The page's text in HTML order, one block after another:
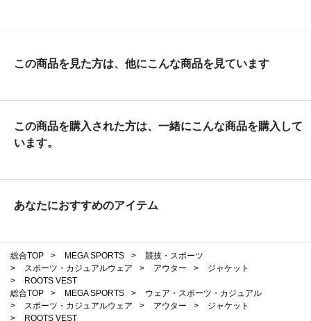
この商品を見た方は、他にこんな商品を見ています
この商品を購入された方は、一緒にこんな商品を購入して
います。
あなたにおすすめのアイテム
総合TOP > MEGA SPORTS >
競技・スポーツ
>
スポーツ・カジュアルウェア > アウター >
ジャケット
>
ROOTS VEST
総合TOP
> MEGA SPORTS >
ウェア・スポーツ・カジュアル
>
スポーツ・カジュアルウェア > アウター >
ジャケット
>
ROOTS VEST